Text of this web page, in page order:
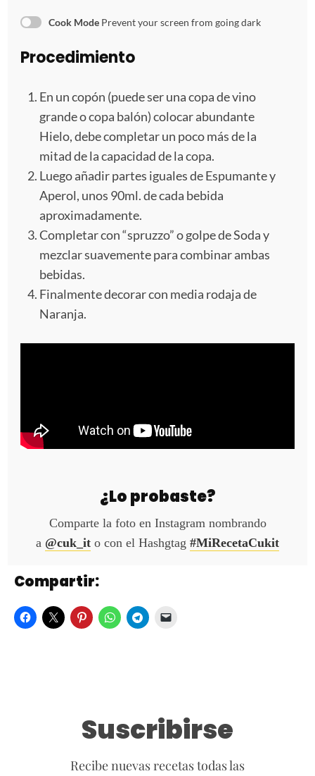
s
s
s
Cook Mode Prevent your screen from going dark
Procedimiento
En un copón (puede ser una copa de vino
grande o copa balón) colocar abundante
Hielo, debe completar un poco más de la
mitad de la capacidad de la copa.
Luego añadir partes iguales de Espumante y
Aperol, unos 90ml. de cada bebida
aproximadamente.
Completar con “spruzzo” o golpe de Soda y
mezclar suavemente para combinar ambas
bebidas.
Finalmente decorar con media rodaja de
Naranja.
¿Lo probaste?
Comparte la foto en Instagram nombrando
a @cuk_it o con el Hashgtag #MiRecetaCukit
Compartir:
Suscribirse
Recibe nuevas recetas todas las